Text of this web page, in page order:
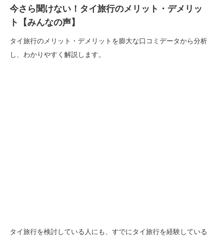
今さら聞けない！タイ旅行のメリット・デメリッ
ト【みんなの声】
タイ旅行のメリット・デメリットを膨大な口コミデータから分析
し、わかりやすく解説します。
タイ旅行を検討している人にも、すでにタイ旅行を経験している